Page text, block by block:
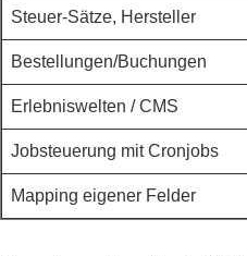
Steuer-Sätze, Hersteller
Bestellungen/Buchungen
Erlebniswelten / CMS
Jobsteuerung mit Cronjobs
Mapping eigener Felder